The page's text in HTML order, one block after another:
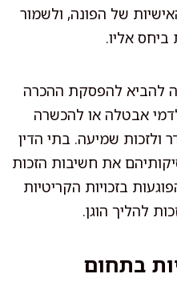
האישיות של הפונה, ולשמור
ביחס אליו.
להביא להפסקת ההכרה
אבטלה או להכשרה
ולזכות שמיעה. בתי הדין
את חשיבות הזכות
בזכויות הקריטיות
להליך הוגן.
בתחום